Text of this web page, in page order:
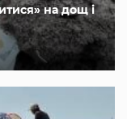
на дощ і